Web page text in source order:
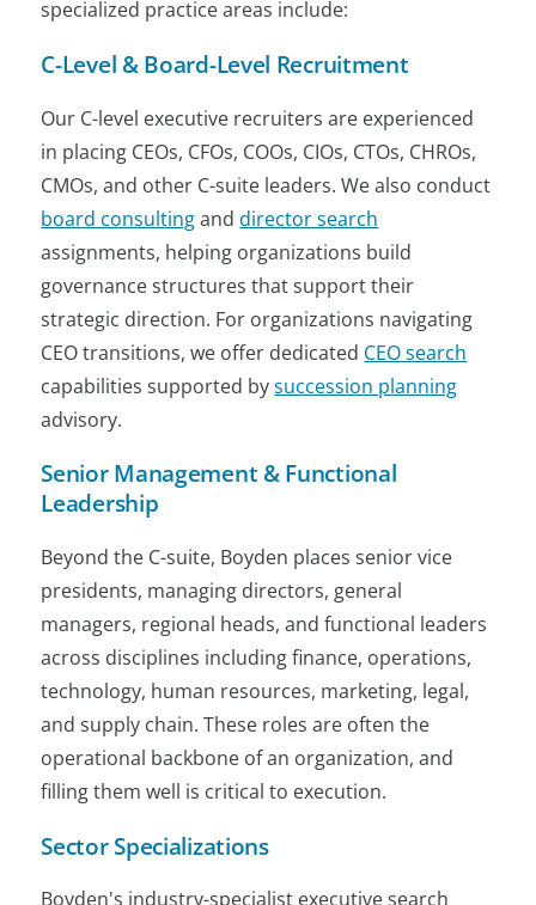
specialized practice areas include:
C-Level & Board-Level Recruitment
Our C-level executive recruiters are experienced
in placing CEOs, CFOs, COOs, CIOs, CTOs, CHROs,
CMOs, and other C-suite leaders. We also conduct
board consultinganddirector search
assignments, helping organizations build
governance structures that support their
strategic direction. For organizations navigating
CEO transitions, we offer dedicated CEO search
capabilities supported bysuccession planning
advisory.
Senior Management & Functional
Leadership
Beyond the C-suite, Boyden places senior vice
presidents, managing directors, general
managers, regional heads, and functional leaders
across disciplines including finance, operations,
technology, human resources, marketing, legal,
and supply chain. These roles are often the
operational backbone of an organization, and
filling them well is critical to execution.
Sector Specializations
Boyden's industry-specialist executive search